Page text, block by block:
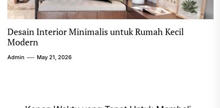
Desain Interior Minimalis untuk Rumah Kecil
Modern
Admin May 21, 2026